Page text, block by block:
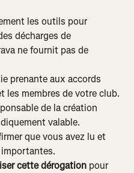
les outils pour
décharges de
ne fournit pas de
prenante aux accords
les membres de votre club.
de la création
valable.
que vous avez lu et
cette dérogation pour